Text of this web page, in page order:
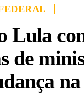
Lula
de
na